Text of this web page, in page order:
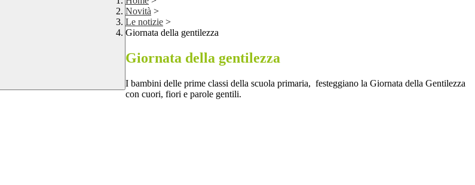
Novità >
Le notizie >
Giornata della gentilezza
Giornata della gentilezza
I bambini delle prime classi della scuola primaria, festeggiano la Giornata della Gentilezza
con cuori, fiori e parole gentili.